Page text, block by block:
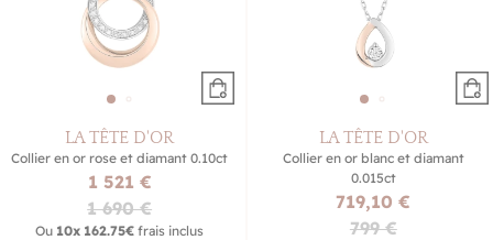
LA TÊTE D'OR
Collier en or rose et diamant 0.10ct
1 521 €
1 690 €
Ou 10x 162.75€ frais inclus
LA TÊTE D'OR
Collier en or blanc et diamant
0.015ct
719,10 €
799 €